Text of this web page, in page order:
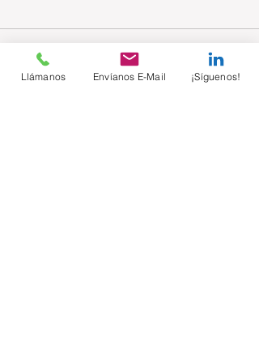
Llámanos Envíanos E-Mail ¡Síguenos!